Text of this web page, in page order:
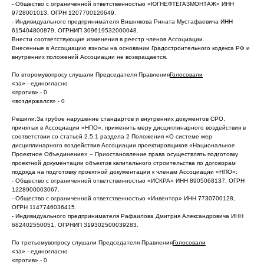
- Общество с ограниченной ответственностью «ЮГНЕФТЕГАЗМОНТАЖ» ИНН
9728001013, ОГРН 1207700120649.
- Индивидуального предпринимателя Вишнякова Рината Мустафаевича ИНН
615404800879, ОГРНИП 309619532000048.
Внести соответствующие изменения в реестр членов Ассоциации.
Внесенные в Ассоциацию взносы на основании Градостроительного кодекса РФ и
внутренних положений Ассоциации не возвращается.
По второмувопросу слушали Председателя ПравленияГолосовали
«за» - единогласно
«против» - 0
«воздержался» - 0
Решили:За грубое нарушение стандартов и внутренних документов СРО,
принятых в Ассоциации «НПО», применить меру дисциплинарного воздействия в
соответствии со статьей 2.5.1 раздела 2 Положения «О системе мер
дисциплинарного воздействия Ассоциации проектировщиков «Национальное
Проектное Объединение» – Приостановление права осуществлять подготовку
проектной документации объектов капитального строительства по договорам
подряда на подготовку проектной документации к членам Ассоциации «НПО»:
- Общество с ограниченной ответственностью «ИСКРА» ИНН 8905068137, ОГРН
1228900003067.
- Общество с ограниченной ответственностью «Инвентор» ИНН 7730700128,
ОГРН 1147746036415.
- Индивидуального предпринимателя Рафаилова Дмитрия Александровича ИНН
682402550051, ОГРНИП 319302500039283.
По третьемувопросу слушали Председателя ПравленияГолосовали
«за» - единогласно
«против» - 0